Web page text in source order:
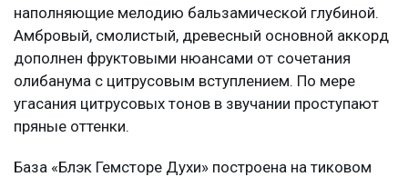
наполняющие мелодию бальзамической глубиной.
Амбровый, смолистый, древесный основной аккорд
дополнен фруктовыми нюансами от сочетания
олибанума с цитрусовым вступлением. По мере
угасания цитрусовых тонов в звучании проступают
пряные оттенки.
База «Блэк Гемсторе Духи» построена на тиковом